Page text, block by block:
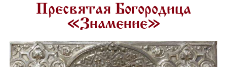
Пресвятая Богородица
«Знамение»